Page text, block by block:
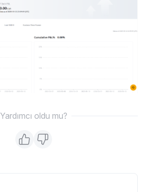
Yardımcı oldu mu?